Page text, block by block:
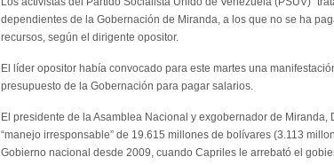
dependientes de la Gobernación de Miranda, a los que no se ha
recursos, según el dirigente opositor.
El líder opositor había convocado para este martes una
presupuesto de la Gobernación para pagar salarios.
El presidente de la Asamblea Nacional y exgobernador de
“manejo irresponsable” de 19.615 millones de bolívares (3.113
Gobierno nacional desde 2009, cuando Capriles le arrebató el